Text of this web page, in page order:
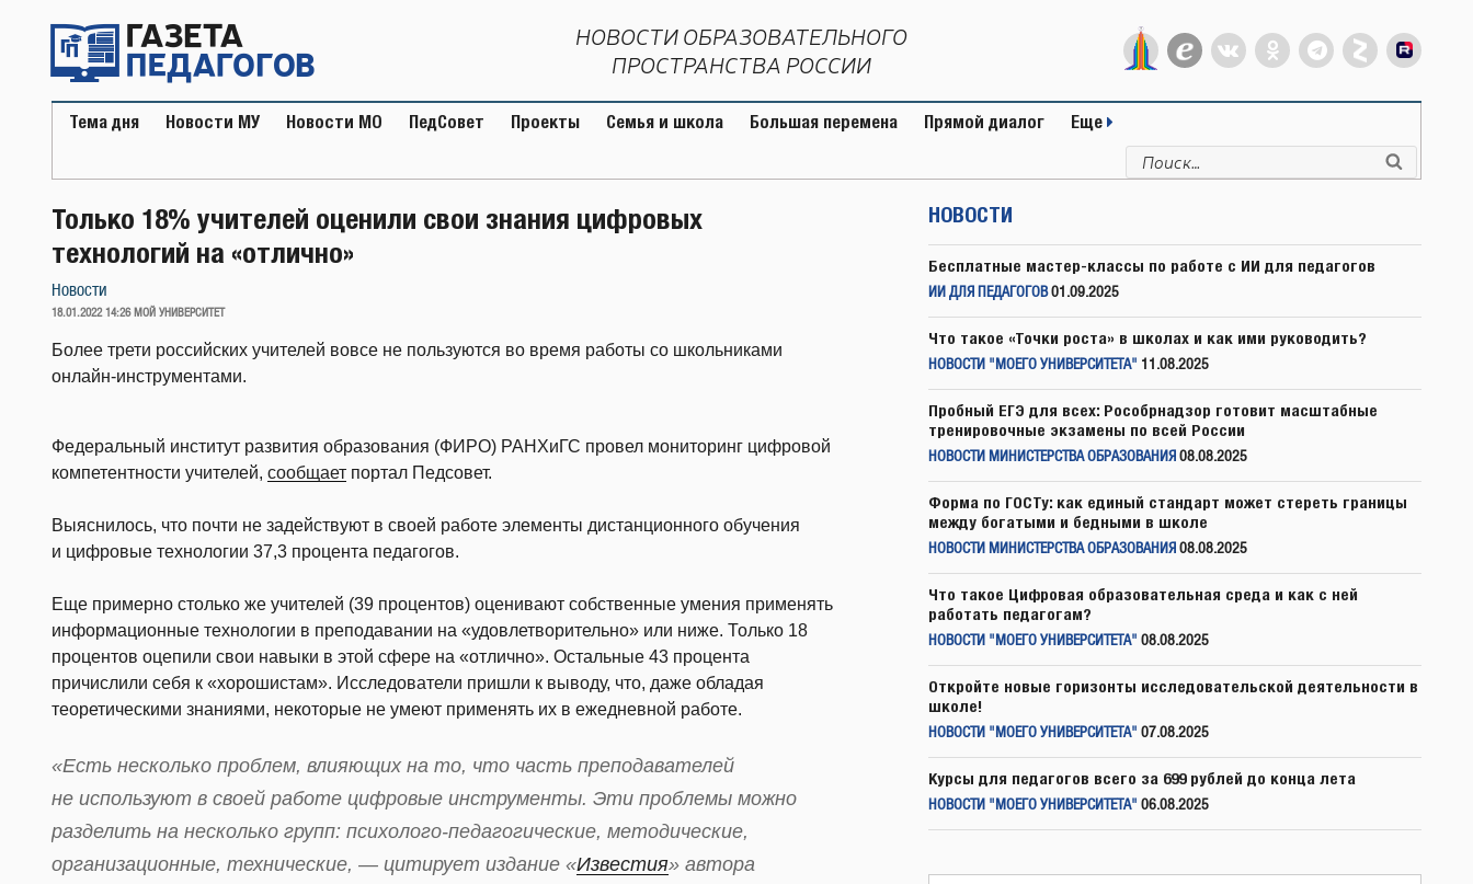
содержимому
НОВОСТИ ОБРАЗОВАТЕЛЬНОГО
ПРОСТРАНСТВА РОССИИ
Тема дня Новости МУ Новости МО ПедСовет Проекты Семья и школа Большая перемена Прямой диалог Еще
Искать:
Только 18% учителей оценили свои знания цифровых
технологий на «отлично»
Новости
ОПУБЛИКОВАНО
18.01.2022 14:26 МОЙ УНИВЕРСИТЕТ
Более трети российских учителей вовсе не пользуются во время работы со школьниками
онлайн-инструментами.
Федеральный институт развития образования (ФИРО) РАНХиГС провел мониторинг цифровой
компетентности учителей, сообщает портал Педсовет.
Выяснилось, что почти не задействуют в своей работе элементы дистанционного обучения
и цифровые технологии 37,3 процента педагогов.
Еще примерно столько же учителей (39 процентов) оценивают собственные умения применять
информационные технологии в преподавании на «удовлетворительно» или ниже. Только 18
процентов оцепили свои навыки в этой сфере на «отлично». Остальные 43 процента
причислили себя к «хорошистам». Исследователи пришли к выводу, что, даже обладая
теоретическими знаниями, некоторые не умеют применять их в ежедневной работе.
«Есть несколько проблем, влияющих на то, что часть преподавателей
не используют в своей работе цифровые инструменты. Эти проблемы можно
разделить на несколько групп: психолого-педагогические, методические,
организационные, технические, — цитирует издание «Известия» автора
НОВОСТИ
Бесплатные мастер-классы по работе с ИИ для педагогов
ИИ ДЛЯ ПЕДАГОГОВ 01.09.2025
Что такое «Точки роста» в школах и как ими руководить?
НОВОСТИ "МОЕГО УНИВЕРСИТЕТА" 11.08.2025
Пробный ЕГЭ для всех: Рособрнадзор готовит масштабные
тренировочные экзамены по всей России
НОВОСТИ МИНИСТЕРСТВА ОБРАЗОВАНИЯ 08.08.2025
Форма по ГОСТу: как единый стандарт может стереть границы
между богатыми и бедными в школе
НОВОСТИ МИНИСТЕРСТВА ОБРАЗОВАНИЯ 08.08.2025
Что такое Цифровая образовательная среда и как с ней
работать педагогам?
НОВОСТИ "МОЕГО УНИВЕРСИТЕТА" 08.08.2025
Откройте новые горизонты исследовательской деятельности в
школе!
НОВОСТИ "МОЕГО УНИВЕРСИТЕТА" 07.08.2025
Курсы для педагогов всего за 699 рублей до конца лета
НОВОСТИ "МОЕГО УНИВЕРСИТЕТА" 06.08.2025